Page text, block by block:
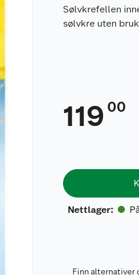
Sølvkrefellen
sølvkre uten
119 00
Nettlager:
Finn alternativer